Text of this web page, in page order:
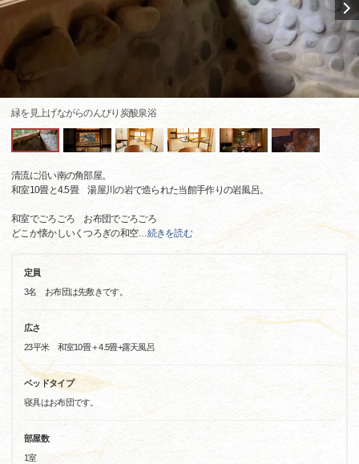
緑を見上げながらのんびり炭酸泉浴
清流に沿い南の角部屋。
和室10畳と4.5畳 湯屋川の岩で造られた当館手作りの岩風呂。
和室でごろごろ お布団でごろごろ
どこか懐かしいくつろぎの和空…続きを読む
定員
3名 お布団は先敷きです。
広さ
23平米 和室10畳＋4.5畳+露天風呂
ベッドタイプ
寝具はお布団です。
部屋数
1室